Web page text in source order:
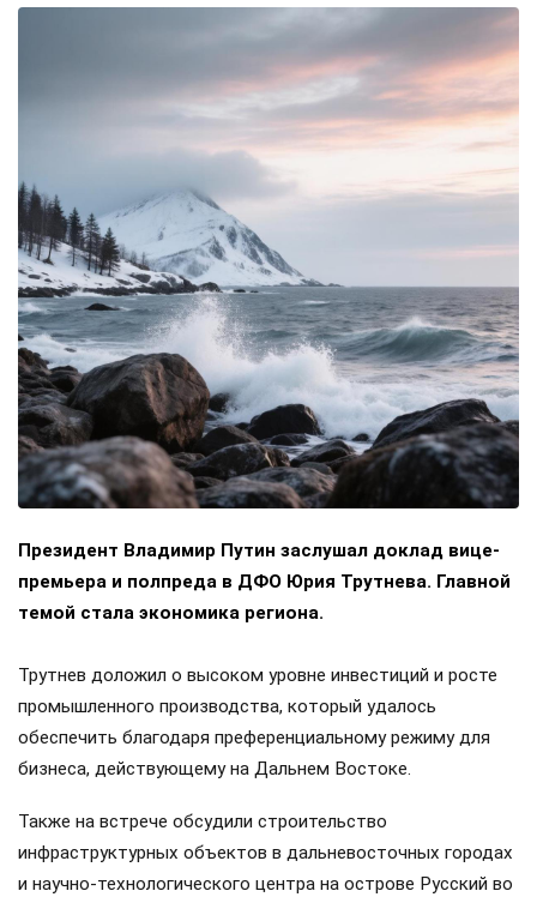
Президент Владимир Путин заслушал доклад вице-
премьера и полпреда в ДФО Юрия Трутнева. Главной
темой стала экономика региона.
Трутнев доложил о высоком уровне инвестиций и росте
промышленного производства, который удалось
обеспечить благодаря преференциальному режиму для
бизнеса, действующему на Дальнем Востоке.
Также на встрече обсудили строительство
инфраструктурных объектов в дальневосточных городах
и научно-технологического центра на острове Русский во